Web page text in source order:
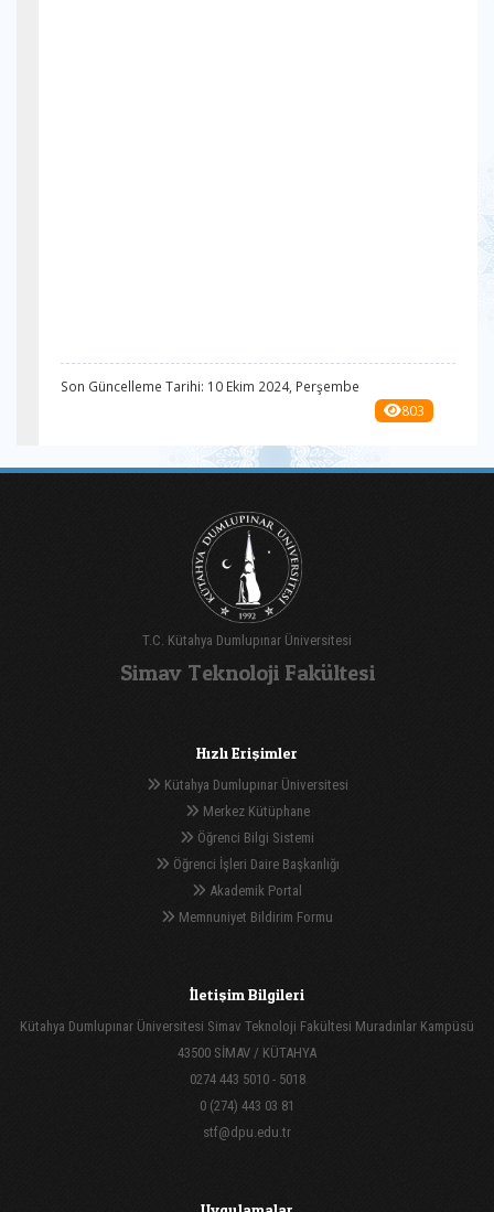
Son Güncelleme Tarihi: 10 Ekim 2024, Perşembe
803
T.C. Kütahya Dumlupınar Üniversitesi
Simav Teknoloji Fakültesi
Hızlı Erişimler
Kütahya Dumlupınar Üniversitesi
Merkez Kütüphane
Öğrenci Bilgi Sistemi
Öğrenci İşleri Daire Başkanlığı
Akademik Portal
Memnuniyet Bildirim Formu
İletişim Bilgileri
Kütahya Dumlupınar Üniversitesi Simav Teknoloji Fakültesi Muradınlar Kampüsü
43500 SİMAV / KÜTAHYA
0274 443 5010 - 5018
0 (274) 443 03 81
stf@dpu.edu.tr